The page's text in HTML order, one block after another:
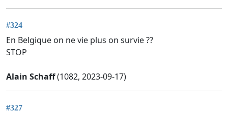
#324
En Belgique on ne vie plus on survie ??
STOP
Alain Schaff(1082, 2023-09-17)
#327